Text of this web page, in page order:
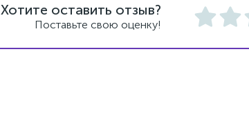
Хотите оставить отзыв?
Поставьте свою оценку!